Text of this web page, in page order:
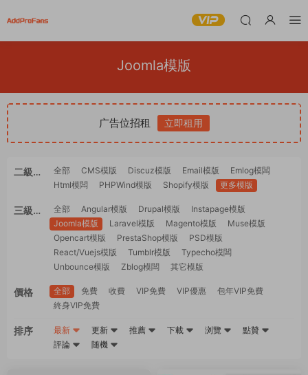
Joomla模版
广告位招租 立即租用
二級分
全部 CMS模版 Discuz模版 Email模版
Emlog模闆
Html模闆
PHPWind模版 Shopify模版 更多模版
三級分
全部 Angular模版 Drupal模版
Instapage模版
Joomla模版
Laravel模版 Magento模版
Muse模版
Opencart模版
PrestaShop模版
PSD模版
React/Vuejs模版
Tumblr模版
Typecho模闆
Unbounce模版
Zblog模闆 其它模版
價格 全部 免費 收費 VIP免費 VIP優惠
包年VIP免費
終身VIP免費
排序 最新 更新 推薦 下載 浏覽
點贊
評論
随機